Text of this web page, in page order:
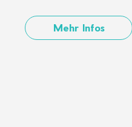
Mehr Infos